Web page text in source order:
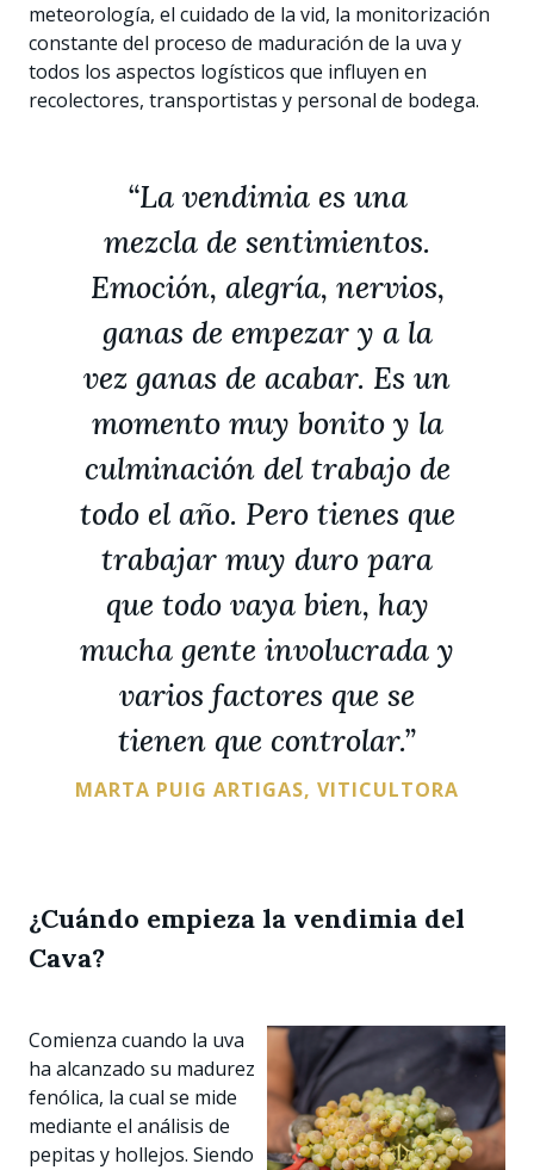
meteorología, el cuidado de la vid, la monitorización
constante del proceso de maduración de la uva y
todos los aspectos logísticos que influyen en
recolectores, transportistas y personal de bodega.
“La vendimia es una
mezcla de sentimientos.
Emoción, alegría, nervios,
ganas de empezar y a la
vez ganas de acabar. Es un
momento muy bonito y la
culminación del trabajo de
todo el año. Pero tienes que
trabajar muy duro para
que todo vaya bien, hay
mucha gente involucrada y
varios factores que se
tienen que controlar.”
MARTA PUIG ARTIGAS, VITICULTORA
¿Cuándo empieza la vendimia del
Cava?
Comienza cuando la uva
ha alcanzado su madurez
fenólica, la cual se mide
mediante el análisis de
pepitas y hollejos. Siendo